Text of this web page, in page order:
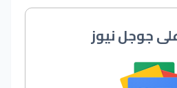
جوجل نيوز